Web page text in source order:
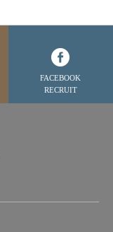
FACEBOOK
RECRUIT